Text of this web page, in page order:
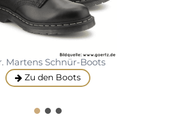
Martens Schnür-Boots
Zu den Boots